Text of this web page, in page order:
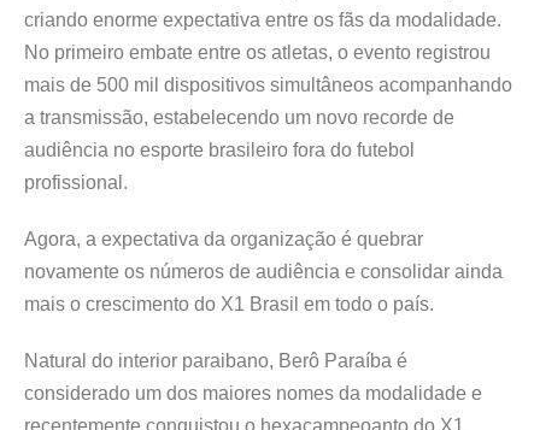
criando enorme expectativa entre os fãs da modalidade.
No primeiro embate entre os atletas, o evento registrou
mais de 500 mil dispositivos simultâneos acompanhando
a transmissão, estabelecendo um novo recorde de
audiência no esporte brasileiro fora do futebol
profissional.
Agora, a expectativa da organização é quebrar
novamente os números de audiência e consolidar ainda
mais o crescimento do X1 Brasil em todo o país.
Natural do interior paraibano, Berô Paraíba é
considerado um dos maiores nomes da modalidade e